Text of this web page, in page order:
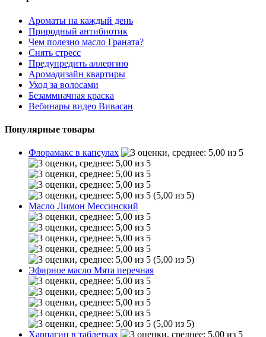
Ароматы на каждый день
Природный антибиотик
Чем полезно масло Граната?
Снять стресс
Предупредить аллергию
Аромадизайн квартиры
Уход за волосами
Безаммиачная краска
Вебинары видео Вивасан
Популярные товары
Флорамакс в капсулах
(5,00 из 5)
Масло Лимон Мессинский
(5,00 из 5)
Эфирное масло Мята перечная
(5,00 из 5)
Харпагин в таблетках